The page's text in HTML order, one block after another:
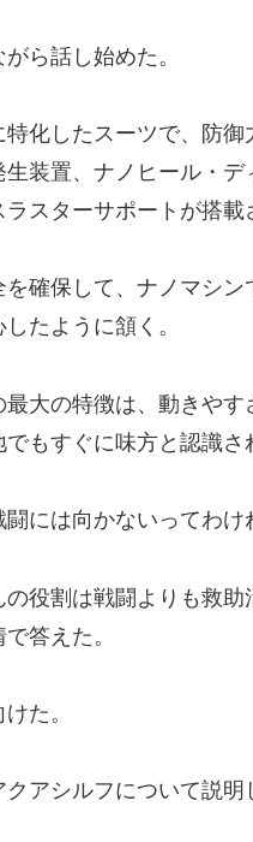
ら話し始めた。
特化したスーツで、防
装置、ナノヒール・
スターサポートが搭載
を確保して、ナノマシ
たように頷く。
最大の特徴は、動きや
もすぐに味方と認識さ
には向かないってわけ
の役割は戦闘よりも救
答えた。
た。
アシルフについて説明